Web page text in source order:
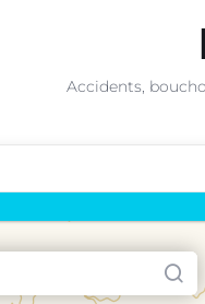
Accidents,